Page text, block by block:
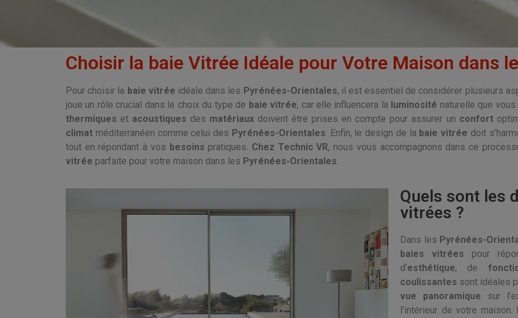
Choisir la baie Vitrée Idéale pour Votre Maison dans
Pour choisir la baie vitrée idéale dans les Pyrénées-Orientales, il est essentiel de considérer plusieurs
joue un rôle crucial dans le choix du type de baie vitrée, car elle influencera la luminosité naturelle que
thermiques et acoustiques des matériaux doivent être prises en compte pour assurer un confort
climat méditerranéen comme celui des Pyrénées-Orientales. Enfin, le design de la baie vitrée doit
tout en répondant à vos besoins pratiques. Chez Technic VR, nous vous accompagnons dans ce
vitrée parfaite pour votre maison dans les Pyrénées-Orientales.
Quels sont les
vitrées ?
Dans les Pyrénées-
baies vitrées pour
d’esthétique, de
coulissantes sont idéales
vue panoramique sur
l’intérieur de votre maison.